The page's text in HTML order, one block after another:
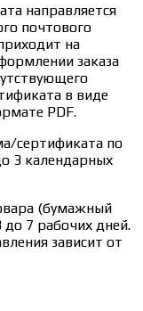
направляется
почтового
на
заказа
в виде
PDF.
сертификата по
3 календарных
(бумажный
7 рабочих дней.
зависит от